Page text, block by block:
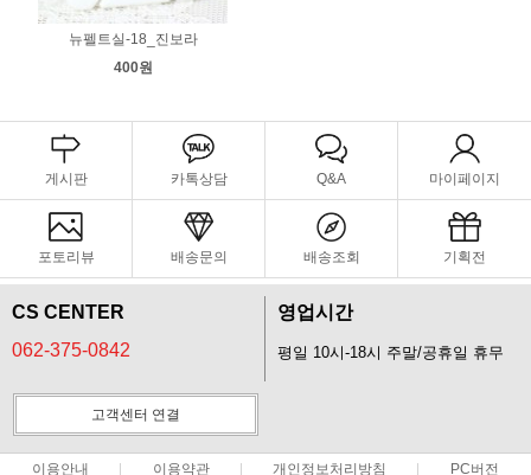
뉴펠트실-18_진보라
400원
게시판 카톡상담 Q&A 마이페이지
포토리뷰 배송문의 배송조회 기획전
CS CENTER
062-375-0842
영업시간
평일 10시-18시 주말/공휴일 휴무
고객센터 연결
이용안내 이용약관 개인정보처리방침 PC버전